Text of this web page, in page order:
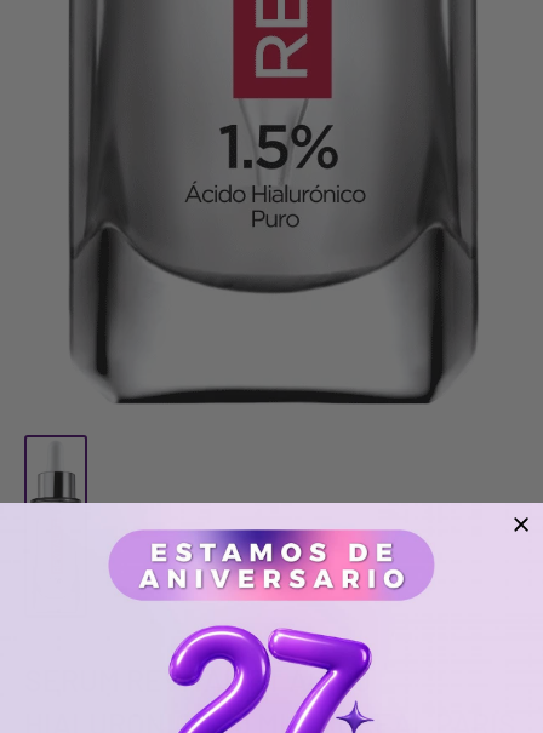
SERUM REVITALIFT ACIDO
HIALURONICO 30 ML - LOREAL PARIS